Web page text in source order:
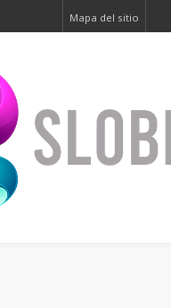
Mapa del sitio